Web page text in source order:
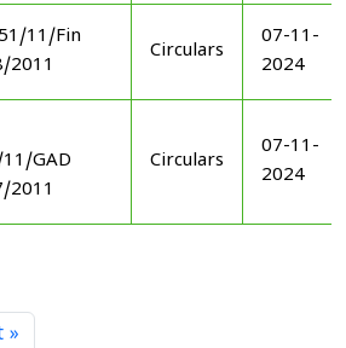
11/Fin
2011
Circulars
07-11-
2024
GAD
2011
Circulars
07-11-
2024
»